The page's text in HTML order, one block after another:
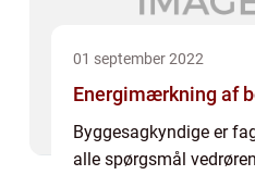
01 september 2022
Energimærkning af
Byggesagkyndige er
alle spørgsmål